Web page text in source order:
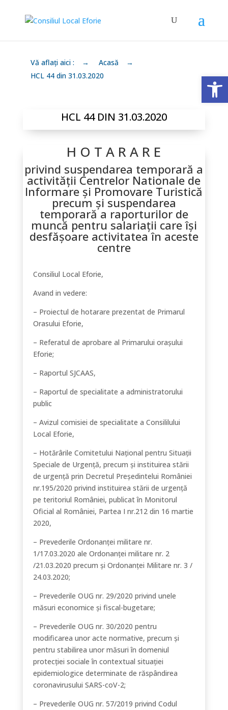
Vă aflați aici : → Acasă
→
HCL 44 din 31.03.2020
HCL 44 DIN 31.03.2020
H O T A R A R E
privind suspendarea temporară a
activităţii Centrelor Nationale de
Informare şi Promovare Turistică
precum şi suspendarea
temporară a raporturilor de
muncă pentru salariaţii care îşi
desfăşoare activitatea în aceste
centre
Consiliul Local Eforie,
Avand in vedere:
– Proiectul de hotarare prezentat de Primarul
Orasului Eforie,
– Referatul de aprobare al Primarului orașului
Eforie;
– Raportul SJCAAS,
– Raportul de specialitate a administratorului
public
– Avizul comisiei de specialitate a Consililului
Local Eforie,
– Hotărârile Comitetului Național pentru Situații
Speciale de Urgență, precum și instituirea stării
de urgență prin Decretul Președintelui României
nr.195/2020 privind instituirea stării de urgență
pe teritoriul României, publicat în Monitorul
Oficial al României, Partea I nr.212 din 16 martie
2020,
– Prevederile Ordonanţei militare nr.
1/17.03.2020 ale Ordonanţei militare nr. 2
/21.03.2020 precum și Ordonanței Militare nr. 3 /
24.03.2020;
– Prevederile OUG nr. 29/2020 privind unele
măsuri economice şi fiscal-bugetare;
– Prevederile OUG nr. 30/2020 pentru
modificarea unor acte normative, precum şi
pentru stabilirea unor măsuri în domeniul
protecţiei sociale în contextual situaţiei
epidemiologice determinate de răspândirea
coronavirusului SARS-coV-2;
– Prevederile OUG nr. 57/2019 privind Codul